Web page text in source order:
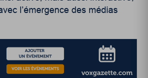
l’émergence des médias